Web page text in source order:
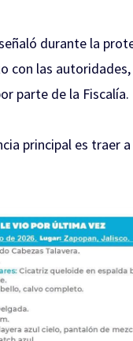
durante la
con las autoridades,
parte de la Fiscalía.
principal es traer